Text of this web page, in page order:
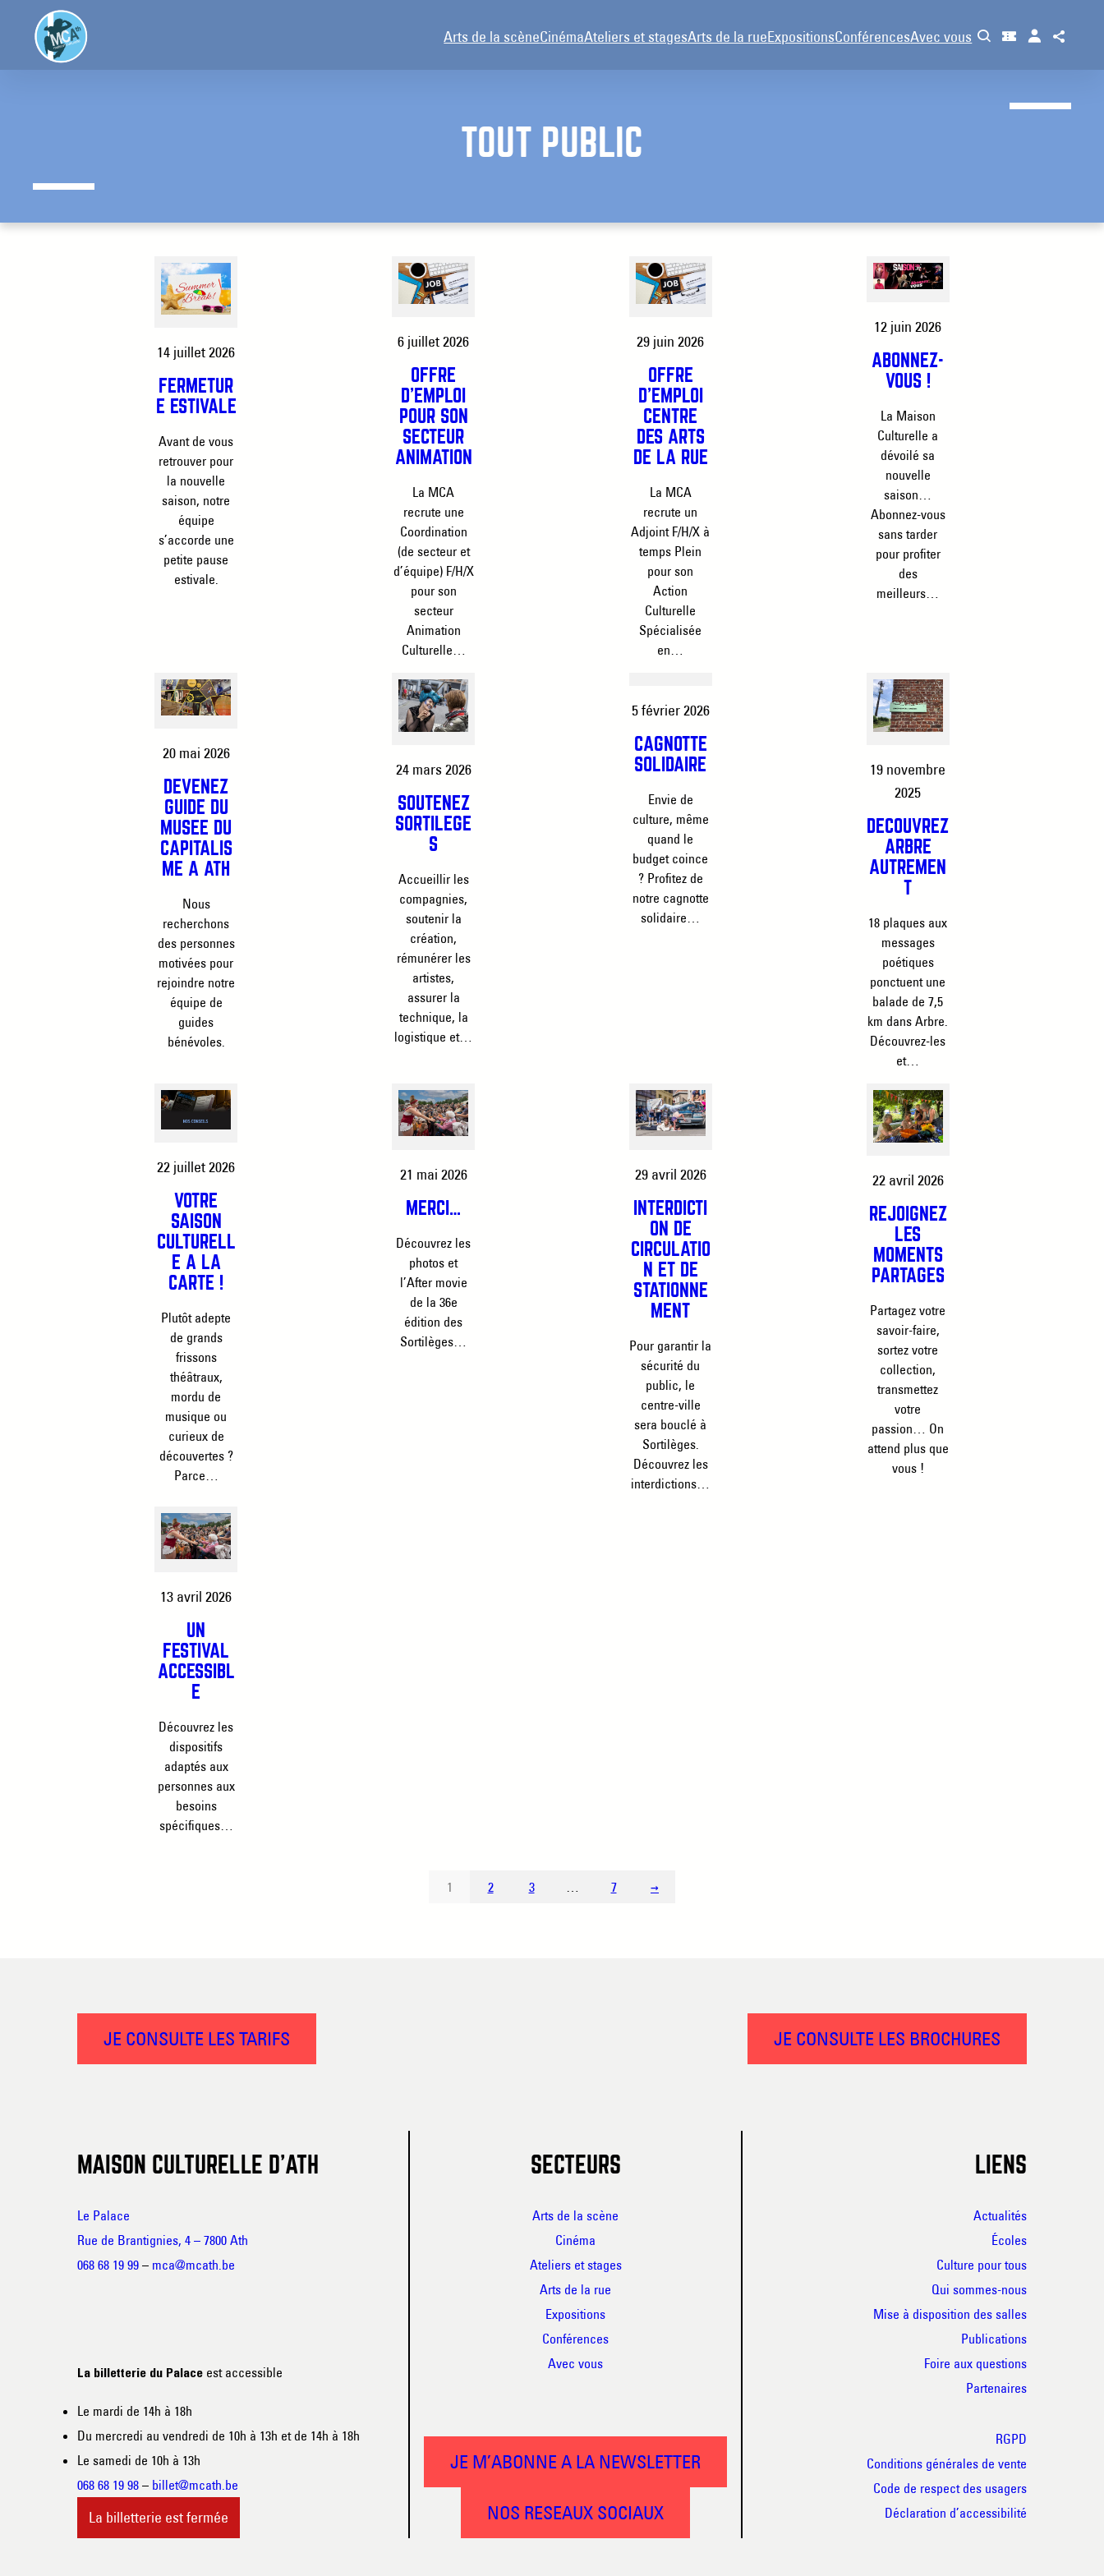
contenu
Arts de la scèneCinémaAteliers et stagesArts de la rueExpositionsConférencesAvec vous
TOUT PUBLIC
14 juillet 2026
FERMETUR
E ESTIVALE
Avant de vous
retrouver pour
la nouvelle
saison, notre
équipe
s’accorde une
petite pause
estivale.
6 juillet 2026
OFFRE
D’EMPLOI
POUR SON
SECTEUR
ANIMATION
La MCA
recrute une
Coordination
(de secteur et
d’équipe) F/H/X
pour son
secteur
Animation
Culturelle…
29 juin 2026
OFFRE
D’EMPLOI
CENTRE
DES ARTS
DE LA RUE
La MCA
recrute un
Adjoint F/H/X à
temps Plein
pour son
Action
Culturelle
Spécialisée
en…
12 juin 2026
ABONNEZ-
VOUS !
La Maison
Culturelle a
dévoilé sa
nouvelle
saison…
Abonnez-vous
sans tarder
pour profiter
des
meilleurs…
20 mai 2026
DEVENEZ
GUIDE DU
MUSÉE DU
CAPITALIS
ME À ATH
Nous
recherchons
des personnes
motivées pour
rejoindre notre
équipe de
guides
bénévoles.
24 mars 2026
SOUTENEZ
SORTILÈGE
S
Accueillir les
compagnies,
soutenir la
création,
rémunérer les
artistes,
assurer la
technique, la
logistique et…
5 février 2026
CAGNOTTE
SOLIDAIRE
Envie de
culture, même
quand le
budget coince
? Profitez de
notre cagnotte
solidaire…
19 novembre
2025
DÉCOUVREZ
ARBRE
AUTREMEN
18 plaques aux
messages
poétiques
ponctuent une
balade de 7,5
km dans Arbre.
Découvrez-les
et…
22 juillet 2026
VOTRE
SAISON
CULTURELL
E À LA
CARTE !
Plutôt adepte
de grands
frissons
théâtraux,
mordu de
musique ou
curieux de
découvertes ?
Parce…
21 mai 2026
MERCI…
Découvrez les
photos et
l’After movie
de la 36e
édition des
Sortilèges…
29 avril 2026
INTERDICTI
ON DE
CIRCULATIO
N ET DE
STATIONNE
MENT
Pour garantir la
sécurité du
public, le
centre-ville
sera bouclé à
Sortilèges.
Découvrez les
interdictions…
22 avril 2026
REJOIGNEZ
LES
MOMENTS
PARTAGÉS
Partagez votre
savoir-faire,
sortez votre
collection,
transmettez
votre
passion… On
attend plus que
vous !
13 avril 2026
UN
FESTIVAL
ACCESSIBL
E
Découvrez les
dispositifs
adaptés aux
personnes aux
besoins
spécifiques…
1 2 3 7 →
JE CONSULTE LES TARIFS JE CONSULTE LES BROCHURES
MAISON CULTURELLE D’ATH
Le Palace
Rue de Brantignies, 4 – 7800 Ath
068 68 19 99 – mca@mcath.be
La billetterie du Palace est accessible
Le mardi de 14h à 18h
Du mercredi au vendredi de 10h à 13h et de 14h à 18h
Le samedi de 10h à 13h
068 68 19 98 – billet@mcath.be
La billetterie est fermée
SECTEURS
Arts de la scène
Cinéma
Ateliers et stages
Arts de la rue
Expositions
Conférences
Avec vous
JE M’ABONNE A LA NEWSLETTER
NOS RESEAUX SOCIAUX
LIENS
Actualités
Écoles
Culture pour tous
Qui sommes-nous
Mise à disposition des salles
Publications
Foire aux questions
Partenaires
RGPD
Conditions générales de vente
Code de respect des usagers
Déclaration d’accessibilité